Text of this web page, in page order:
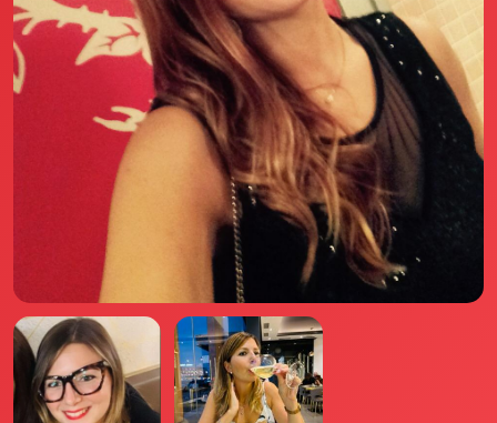
Love Notebook
Il libro Donna di Cuori
Quanto costa Club di Più
Love Academy
Domande Frequenti
Impegno Sociale
Le nostre sedi
Facebook
YouTube
Instagram
TikTok